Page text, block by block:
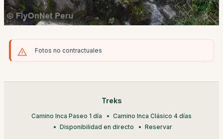
Fotos no contractuales
Treks
Camino Inca Paseo 1 día
Camino Inca Clásico 4 días
Disponibilidad en directo
Reservar